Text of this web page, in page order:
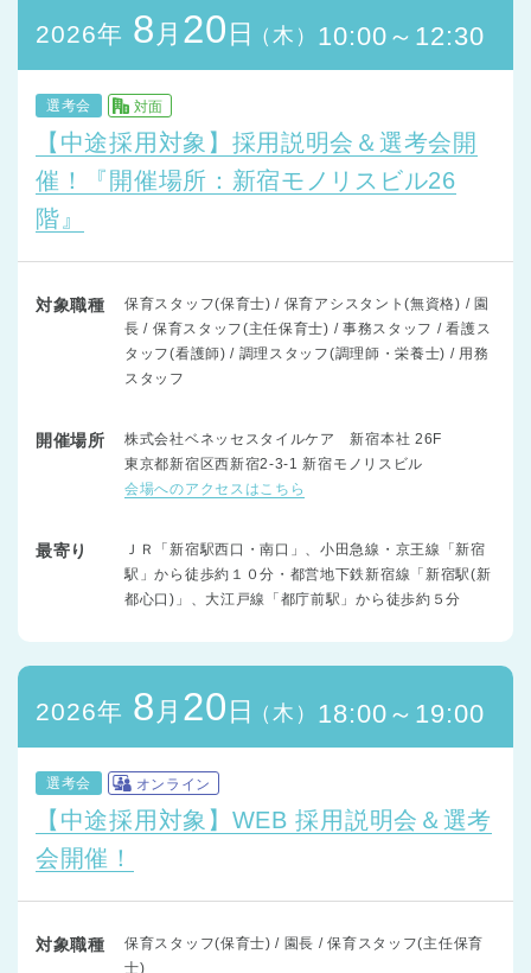
2026年 8 月 20 日 （木） 10:00～12:30
選考会 対面
【中途採用対象】採用説明会＆選考会開
催！『開催場所：新宿モノリスビル26
階』
対象職種
保育スタッフ(保育士) / 保育アシスタント(無資格) / 園
長 / 保育スタッフ(主任保育士) / 事務スタッフ / 看護ス
タッフ(看護師) / 調理スタッフ(調理師・栄養士) / 用務
スタッフ
開催場所
株式会社ベネッセスタイルケア 新宿本社 26F
東京都新宿区西新宿2-3-1 新宿モノリスビル
会場へのアクセスはこちら
最寄り
ＪＲ「新宿駅西口・南口」、小田急線・京王線「新宿
駅」から徒歩約１０分・都営地下鉄新宿線「新宿駅(新
都心口)」、大江戸線「都庁前駅」から徒歩約５分
2026年 8 月 20 日 （木） 18:00～19:00
選考会 オンライン
【中途採用対象】WEB 採用説明会＆選考
会開催！
対象職種
保育スタッフ(保育士) / 園長 / 保育スタッフ(主任保育
士)